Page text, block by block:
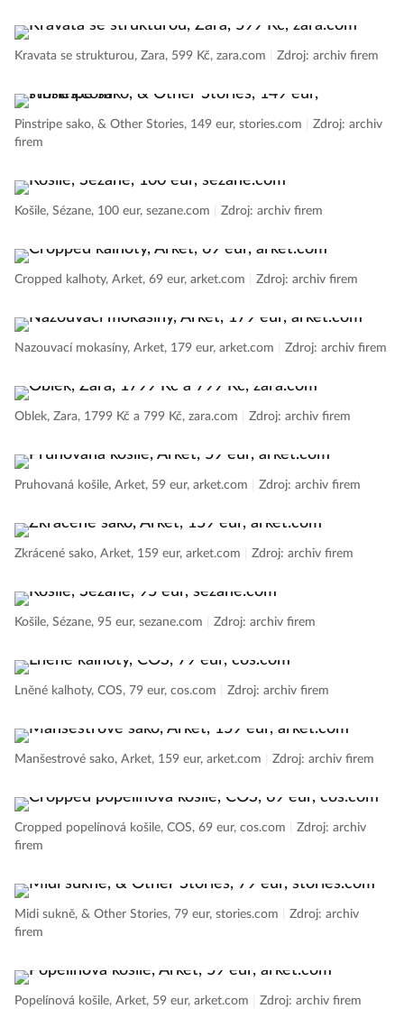
Kravata se strukturou, Zara, 599 Kč, zara.com Zdroj: archiv firem
Pinstripe sako, & Other Stories, 149 eur, stories.com
Zdroj: archiv
firem
Košile, Sézane, 100 eur, sezane.com Zdroj: archiv firem
Cropped kalhoty, Arket, 69 eur, arket.com Zdroj: archiv firem
Nazouvací mokasíny, Arket, 179 eur, arket.com Zdroj: archiv firem
Oblek, Zara, 1799 Kč a 799 Kč, zara.com Zdroj: archiv firem
Pruhovaná košile, Arket, 59 eur, arket.com Zdroj: archiv firem
Zkrácené sako, Arket, 159 eur, arket.com Zdroj: archiv firem
Košile, Sézane, 95 eur, sezane.com Zdroj: archiv firem
Lněné kalhoty, COS, 79 eur, cos.com Zdroj: archiv firem
Manšestrové sako, Arket, 159 eur, arket.com Zdroj: archiv firem
Cropped popelínová košile, COS, 69 eur, cos.com
Zdroj: archiv
firem
Midi sukně, & Other Stories, 79 eur, stories.com
Zdroj: archiv
firem
Popelínová košile, Arket, 59 eur, arket.com Zdroj: archiv firem